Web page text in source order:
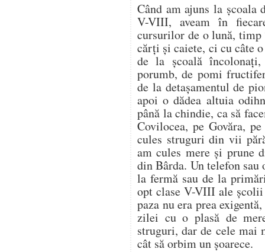
Când am ajuns la școala
V-VIII, aveam în
cursurilor de o lună, timp
cărți și caiete, ci cu câte
de la școală
porumb, de pomi
de la detașamentul de
apoi o dădea altuia
până la chindie, ca să
Covilocea, pe Govăra,
cules struguri din vii
am cules mere și prune
din Bârda. Un telefon sau
la fermă sau de la
opt clase V-VIII ale școlii
paza nu era prea
zilei cu o plasă de
struguri, dar de cele mai
cât să orbim un șoarece.